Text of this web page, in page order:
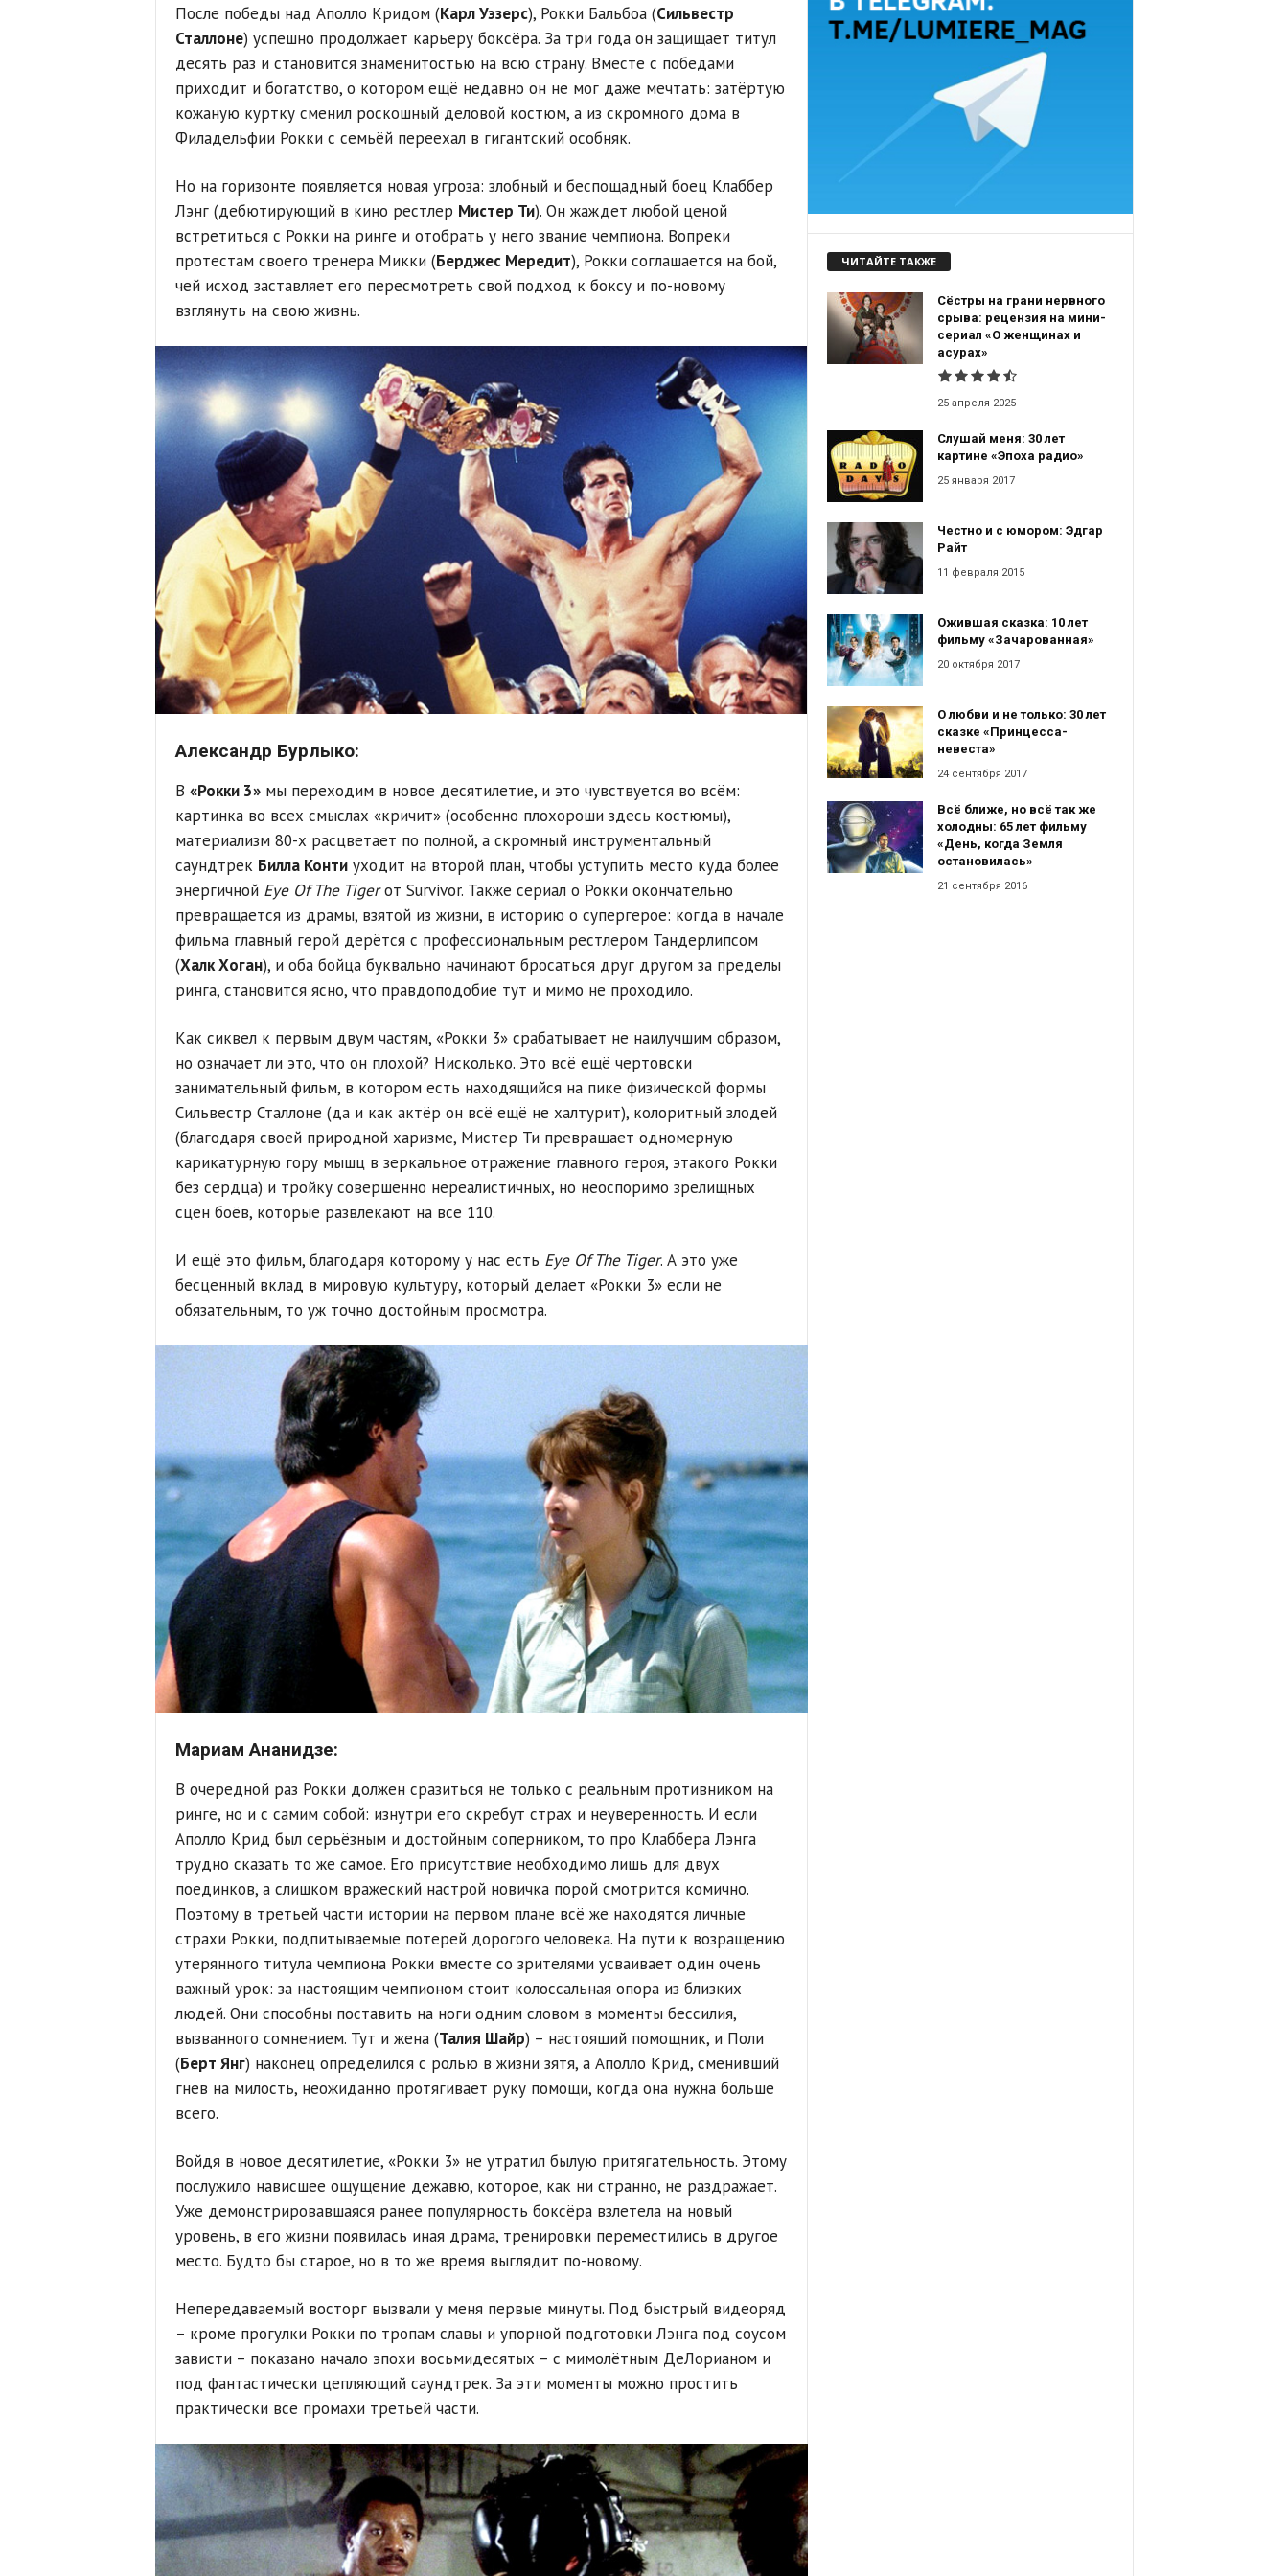
После победы над Аполло Кридом (Карл Уэзерс), Рокки Бальбоа (Сильвестр
Сталлоне) успешно продолжает карьеру боксёра. За три года он защищает титул
десять раз и становится знаменитостью на всю страну. Вместе с победами
приходит и богатство, о котором ещё недавно он не мог даже мечтать: затёртую
кожаную куртку сменил роскошный деловой костюм, а из скромного дома в
Филадельфии Рокки с семьёй переехал в гигантский особняк.
Но на горизонте появляется новая угроза: злобный и беспощадный боец Клаббер
Лэнг (дебютирующий в кино рестлер Мистер Ти). Он жаждет любой ценой
встретиться с Рокки на ринге и отобрать у него звание чемпиона. Вопреки
протестам своего тренера Микки (Берджес Мередит), Рокки соглашается на бой,
чей исход заставляет его пересмотреть свой подход к боксу и по-новому
взглянуть на свою жизнь.
Александр Бурлыко:
В «Рокки 3»мы переходим в новое десятилетие, и это чувствуется во всём:
картинка во всех смыслах «кричит» (особенно плохороши здесь костюмы),
материализм 80-х расцветает по полной, а скромный инструментальный
саундтрек Билла Контиуходит на второй план, чтобы уступить место куда более
энергичной Eye Of The Tigerот Survivor. Также сериал о Рокки окончательно
превращается из драмы, взятой из жизни, в историю о супергерое: когда в начале
фильма главный герой дерётся с профессиональным рестлером Тандерлипсом
(Халк Хоган), и оба бойца буквально начинают бросаться друг другом за пределы
ринга, становится ясно, что правдоподобие тут и мимо не проходило.
Как сиквел к первым двум частям, «Рокки 3» срабатывает не наилучшим образом,
но означает ли это, что он плохой? Нисколько. Это всё ещё чертовски
занимательный фильм, в котором есть находящийся на пике физической формы
Сильвестр Сталлоне (да и как актёр он всё ещё не халтурит), колоритный злодей
(благодаря своей природной харизме, Мистер Ти превращает одномерную
карикатурную гору мышц в зеркальное отражение главного героя, этакого Рокки
без сердца) и тройку совершенно нереалистичных, но неоспоримо зрелищных
сцен боёв, которые развлекают на все 110.
И ещё это фильм, благодаря которому у нас есть Eye Of The Tiger. А это уже
бесценный вклад в мировую культуру, который делает «Рокки 3» если не
обязательным, то уж точно достойным просмотра.
Мариам Ананидзе:
В очередной раз Рокки должен сразиться не только с реальным противником на
ринге, но и с самим собой: изнутри его скребут страх и неуверенность. И если
Аполло Крид был серьёзным и достойным соперником, то про Клаббера Лэнга
трудно сказать то же самое. Его присутствие необходимо лишь для двух
поединков, а слишком вражеский настрой новичка порой смотрится комично.
Поэтому в третьей части истории на первом плане всё же находятся личные
страхи Рокки, подпитываемые потерей дорогого человека. На пути к возращению
утерянного титула чемпиона Рокки вместе со зрителями усваивает один очень
важный урок: за настоящим чемпионом стоит колоссальная опора из близких
людей. Они способны поставить на ноги одним словом в моменты бессилия,
вызванного сомнением. Тут и жена (Талия Шайр) – настоящий помощник, и Поли
(Берт Янг) наконец определился с ролью в жизни зятя, а Аполло Крид, сменивший
гнев на милость, неожиданно протягивает руку помощи, когда она нужна больше
всего.
Войдя в новое десятилетие, «Рокки 3» не утратил былую притягательность. Этому
послужило нависшее ощущение дежавю, которое, как ни странно, не раздражает.
Уже демонстрировавшаяся ранее популярность боксёра взлетела на новый
уровень, в его жизни появилась иная драма, тренировки переместились в другое
место. Будто бы старое, но в то же время выглядит по-новому.
Непередаваемый восторг вызвали у меня первые минуты. Под быстрый видеоряд
– кроме прогулки Рокки по тропам славы и упорной подготовки Лэнга под соусом
зависти – показано начало эпохи восьмидесятых – с мимолётным ДеЛорианом и
под фантастически цепляющий саундтрек. За эти моменты можно простить
практически все промахи третьей части.
ЧИТАЙТЕ ТАКЖЕ
Сёстры на грани нервного
срыва: рецензия на мини-
сериал «О женщинах и
асурах»
25 апреля 2025
Слушай меня: 30 лет
картине «Эпоха радио»
25 января 2017
Честно и с юмором: Эдгар
Райт
11 февраля 2015
Ожившая сказка: 10 лет
фильму «Зачарованная»
20 октября 2017
О любви и не только: 30 лет
сказке «Принцесса-
невеста»
24 сентября 2017
Всё ближе, но всё так же
холодны: 65 лет фильму
«День, когда Земля
остановилась»
21 сентября 2016